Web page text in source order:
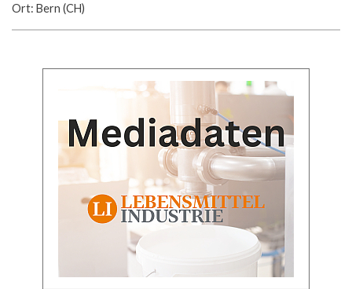
Ort: Bern (CH)